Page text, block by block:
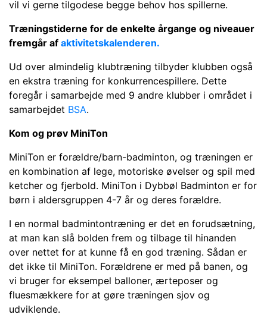
vil vi gerne tilgodese begge behov hos spillerne.
Træningstiderne for de enkelte årgange og niveauer
fremgår af aktivitetskalenderen.
Ud over almindelig klubtræning tilbyder klubben også
en ekstra træning for konkurrencespillere. Dette
foregår i samarbejde med 9 andre klubber i området i
samarbejdet BSA.
Kom og prøv MiniTon
MiniTon er forældre/barn-badminton, og træningen er
en kombination af lege, motoriske øvelser og spil med
ketcher og fjerbold. MiniTon i Dybbøl Badminton er for
børn i aldersgruppen 4-7 år og deres forældre.
I en normal badmintontræning er det en forudsætning,
at man kan slå bolden frem og tilbage til hinanden
over nettet for at kunne få en god træning. Sådan er
det ikke til MiniTon. Forældrene er med på banen, og
vi bruger for eksempel balloner, ærteposer og
fluesmækkere for at gøre træningen sjov og
udviklende.